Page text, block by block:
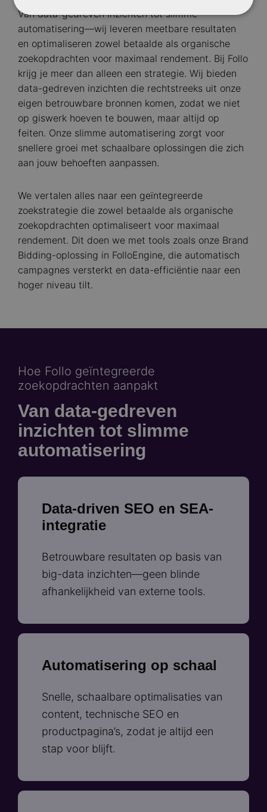
Van data-gedreven inzichten tot slimme
automatisering—wij leveren meetbare resultaten
en optimaliseren zowel betaalde als organische
zoekopdrachten voor maximaal rendement. Bij Follo
krijg je meer dan alleen een strategie. Wij bieden
data-gedreven inzichten die rechtstreeks uit onze
eigen betrouwbare bronnen komen, zodat we niet
op giswerk hoeven te bouwen, maar altijd op
feiten. Onze slimme automatisering zorgt voor
snellere groei met schaalbare oplossingen die zich
aan jouw behoeften aanpassen.
We vertalen alles naar een geïntegreerde
zoekstrategie die zowel betaalde als organische
zoekopdrachten optimaliseert voor maximaal
rendement. Dit doen we met tools zoals onze Brand
Bidding-oplossing in FolloEngine, die automatisch
campagnes versterkt en data-efficiëntie naar een
hoger niveau tilt.
Hoe Follo geïntegreerde
zoekopdrachten aanpakt
Van data-gedreven
inzichten tot slimme
automatisering
Data-driven SEO en SEA-
integratie
Betrouwbare resultaten op basis van
big-data inzichten—geen blinde
afhankelijkheid van externe tools.
Automatisering op schaal
Snelle, schaalbare optimalisaties van
content, technische SEO en
productpagina’s, zodat je altijd een
stap voor blijft.